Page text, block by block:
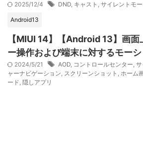
2025/12/4 DND, キャスト , サイレントモ
Android13
【MIUI 14】【Android 13】画面
ー操作および端末に対するモー
2024/5/21 AOD, コントロールセンター,
ャーナビゲーション, スクリーンショット , ホーム
ード, 隠しアプリ